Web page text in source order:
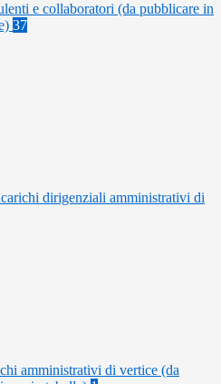
e collaboratori (da pubblicare in
37
dirigenziali amministrativi di
amministrativi di vertice (da